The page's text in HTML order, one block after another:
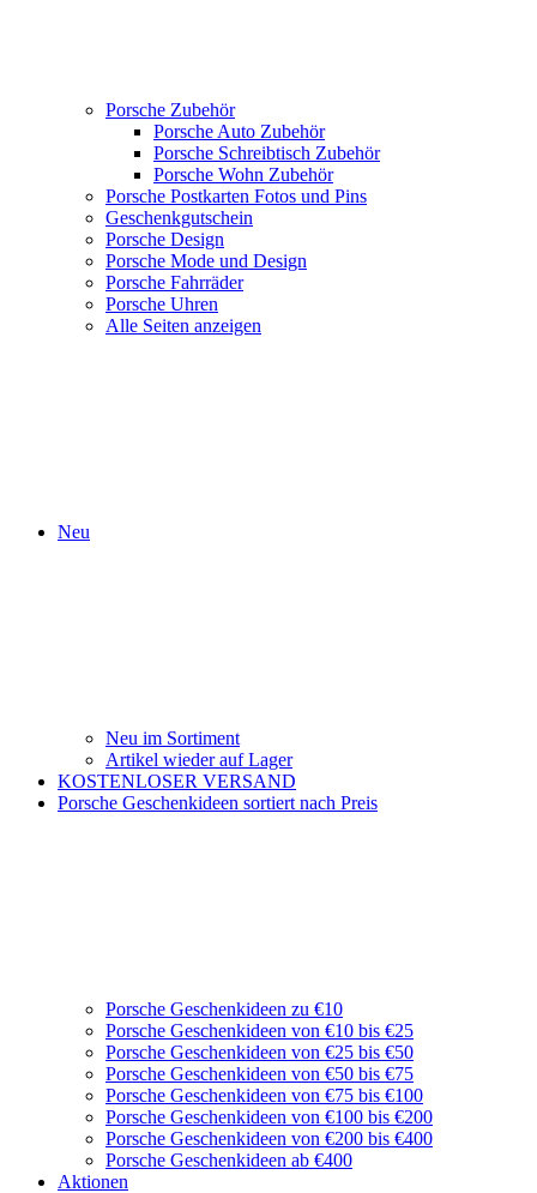
Porsche Zubehör
Porsche Auto Zubehör
Porsche Schreibtisch Zubehör
Porsche Wohn Zubehör
Porsche Postkarten Fotos und Pins
Geschenkgutschein
Porsche Design
Porsche Mode und Design
Porsche Fahrräder
Porsche Uhren
Alle Seiten anzeigen
Neu
Neu im Sortiment
Artikel wieder auf Lager
KOSTENLOSER VERSAND
Porsche Geschenkideen sortiert nach Preis
Porsche Geschenkideen zu €10
Porsche Geschenkideen von €10 bis €25
Porsche Geschenkideen von €25 bis €50
Porsche Geschenkideen von €50 bis €75
Porsche Geschenkideen von €75 bis €100
Porsche Geschenkideen von €100 bis €200
Porsche Geschenkideen von €200 bis €400
Porsche Geschenkideen ab €400
Aktionen